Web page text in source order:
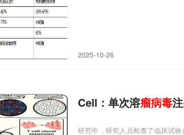
2025-10-26
Cell：单次溶瘤病毒
研究中，研究人员检查了临床试